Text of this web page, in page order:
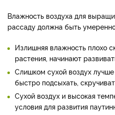
Влажность воздуха для
рассаду должна быть
Излишняя влажность плохо
растения, начинают
Слишком сухой воздух
быстро подсыхать,
Сухой воздух и высокая
условия для развития